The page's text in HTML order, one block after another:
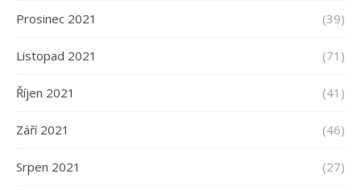
Prosinec 2021 (39)
Listopad 2021 (71)
Říjen 2021 (41)
Září 2021 (46)
Srpen 2021 (27)